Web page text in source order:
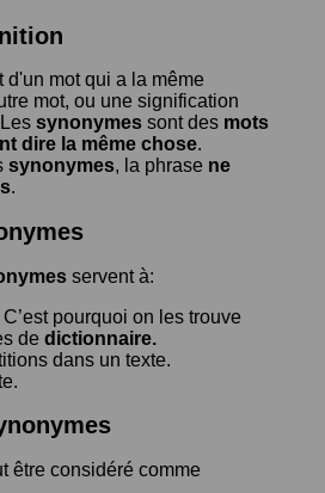
d'un mot qui a la même
mot, ou une signification
synonymes sont des mots
dire la même chose.
synonymes, la phrase ne
.
servent à:
pourquoi on les trouve
de dictionnaire.
dans un texte.
être considéré comme